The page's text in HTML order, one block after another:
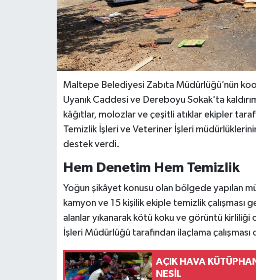
Maltepe Belediyesi Zabıta Müdürlüğü’nün
Uyanık Caddesi ve Dereboyu Sokak'ta
kâğıtlar, molozlar ve çeşitli atıklar ekipler
Temizlik İşleri ve Veteriner İşleri
destek verdi.
Hem Denetim Hem Temizlik
Yoğun şikâyet konusu olan bölgede yapılan
kamyon ve 15 kişilik ekiple temizlik çalışması
alanlar yıkanarak kötü koku ve görüntü kirliliği
İşleri Müdürlüğü tarafından ilaçlama çalışması
AÇIK HAVA
NESİL